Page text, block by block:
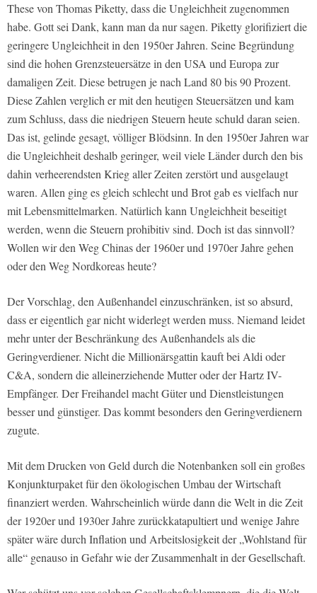
These von Thomas Piketty, dass die Ungleichheit zugenommen
habe. Gott sei Dank, kann man da nur sagen. Piketty glorifiziert die
geringere Ungleichheit in den 1950er Jahren. Seine Begründung
sind die hohen Grenzsteuersätze in den USA und Europa zur
damaligen Zeit. Diese betrugen je nach Land 80 bis 90 Prozent.
Diese Zahlen verglich er mit den heutigen Steuersätzen und kam
zum Schluss, dass die niedrigen Steuern heute schuld daran seien.
Das ist, gelinde gesagt, völliger Blödsinn. In den 1950er Jahren war
die Ungleichheit deshalb geringer, weil viele Länder durch den bis
dahin verheerendsten Krieg aller Zeiten zerstört und ausgelaugt
waren. Allen ging es gleich schlecht und Brot gab es vielfach nur
mit Lebensmittelmarken. Natürlich kann Ungleichheit beseitigt
werden, wenn die Steuern prohibitiv sind. Doch ist das sinnvoll?
Wollen wir den Weg Chinas der 1960er und 1970er Jahre gehen
oder den Weg Nordkoreas heute?
Der Vorschlag, den Außenhandel einzuschränken, ist so absurd,
dass er eigentlich gar nicht widerlegt werden muss. Niemand leidet
mehr unter der Beschränkung des Außenhandels als die
Geringverdiener. Nicht die Millionärsgattin kauft bei Aldi oder
C&A, sondern die alleinerziehende Mutter oder der Hartz IV-
Empfänger. Der Freihandel macht Güter und Dienstleistungen
besser und günstiger. Das kommt besonders den Geringverdienern
zugute.
Mit dem Drucken von Geld durch die Notenbanken soll ein großes
Konjunkturpaket für den ökologischen Umbau der Wirtschaft
finanziert werden. Wahrscheinlich würde dann die Welt in die Zeit
der 1920er und 1930er Jahre zurückkatapultiert und wenige Jahre
später wäre durch Inflation und Arbeitslosigkeit der „Wohlstand für
alle“ genauso in Gefahr wie der Zusammenhalt in der Gesellschaft.